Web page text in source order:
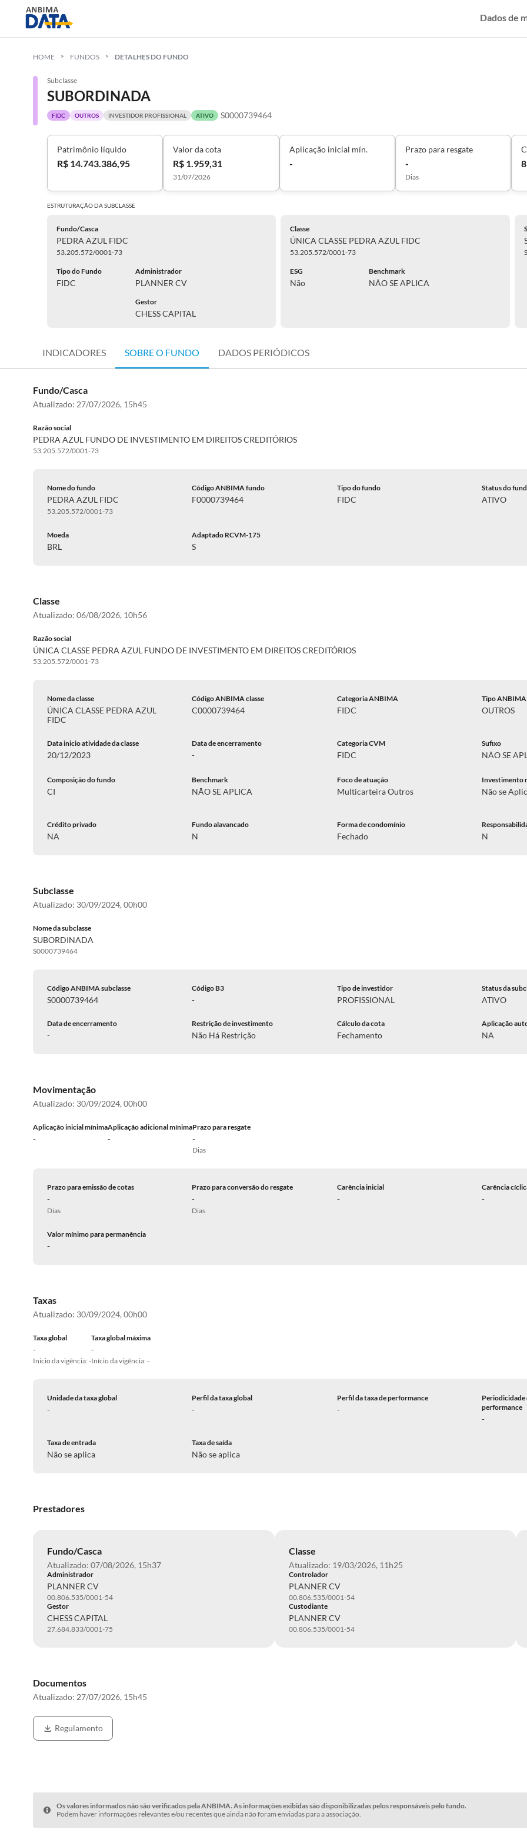
Dados de
HOME FUNDOS DETALHES DO FUNDO
Subclasse
SUBORDINADA
FIDC OUTROS INVESTIDOR PROFISSIONAL ATIVO S0000739464
Patrimônio líquido
R$ 14.743.386,95
Valor da cota
R$ 1.959,31
31/07/2026
Aplicação inicial mín.
-
Prazo para resgate
-
Dias
8
ESTRUTURAÇÃO DASUBCLASSE
Fundo/Casca
PEDRA AZUL FIDC
53.205.572/0001-73
Tipo do Fundo
FIDC
Administrador
PLANNER CV
Gestor
CHESS CAPITAL
Classe
ÚNICA CLASSE PEDRA AZUL FIDC
53.205.572/0001-73
ESG
Não
Benchmark
NÃO SE APLICA
INDICADORES SOBRE O FUNDO DADOS PERIÓDICOS
Fundo/Casca
Atualizado: 27/07/2026, 15h45
Razão social
PEDRA AZUL FUNDO DE INVESTIMENTO EM DIREITOS CREDITÓRIOS
53.205.572/0001-73
Nome do fundo
PEDRA AZUL FIDC
53.205.572/0001-73
Código ANBIMA fundo
F0000739464
Tipo do fundo
FIDC
Status do
ATIVO
Moeda
BRL
Adaptado RCVM-175
S
Classe
Atualizado: 06/08/2026, 10h56
Razão social
ÚNICA CLASSE PEDRA AZUL FUNDO DE INVESTIMENTO EM DIREITOS CREDITÓRIOS
53.205.572/0001-73
Nome da classe
ÚNICA CLASSE PEDRA AZUL
FIDC
Código ANBIMA classe
C0000739464
Categoria ANBIMA
FIDC
Tipo ANBIMA
OUTROS
Data inicio atividade da classe
20/12/2023
Data de encerramento
-
Categoria CVM
FIDC
Sufixo
NÃO SE
Composição do fundo
CI
Benchmark
NÃO SE APLICA
Foco de atuação
Multicarteira Outros
Investimento
Não se
Crédito privado
NA
Fundo alavancado
N
Forma de condomínio
Fechado N
Subclasse
Atualizado: 30/09/2024, 00h00
Nome da subclasse
SUBORDINADA
S0000739464
Código ANBIMA subclasse
S0000739464
Código B3
-
Tipo de investidor
PROFISSIONAL
Status da
ATIVO
Data de encerramento
-
Restrição de investimento
Não Há Restrição
Cálculo da cota
Fechamento
Aplicação
NA
Movimentação
Atualizado: 30/09/2024, 00h00
Aplicação inicial mínima
-
Aplicação adicional mínima
-
Prazo para resgate
-
Dias
Prazo para emissão de cotas
-
Dias
Prazo para conversão do resgate
-
Dias
Carência inicial
-
Carência
-
Valor mínimo para permanência
-
Taxas
Atualizado: 30/09/2024, 00h00
Taxa global
-
Inicio da vigência: -
Taxa global máxima
-
Início da vigência: -
Unidade da taxa global
-
Perfil da taxa global
-
Perfil da taxa de performance
-
Periodicidade
performance
-
Taxa de entrada
Não se aplica
Taxa de saída
Não se aplica
Prestadores
Fundo/Casca
Atualizado: 07/08/2026, 15h37
Administrador
PLANNER CV
00.806.535/0001-54
Gestor
CHESS CAPITAL
27.684.833/0001-75
Classe
Atualizado: 19/03/2026, 11h25
Controlador
PLANNER CV
00.806.535/0001-54
Custodiante
PLANNER CV
00.806.535/0001-54
Documentos
Atualizado: 27/07/2026, 15h45
Regulamento
Os valores informados não são verificados pela ANBIMA. As informações exibidas são disponibilizadas pelos responsáveis pelo fundo.
Podem haver informações relevantes e/ou recentes que ainda não foram enviadas para a associação.